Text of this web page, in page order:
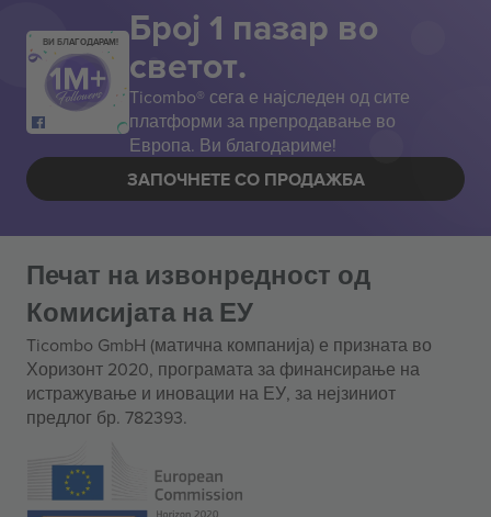
ВИ БЛАГОДАРАМ! Број 1 пазар во
светот.
Ticombo® сега е најследен од сите
платформи за препродавање во
Европа. Ви благодариме!
ЗАПОЧНЕТЕ СО ПРОДАЖБА
Печат на извонредност од
Комисијата на ЕУ
Ticombo GmbH (матична компанија) е призната во
Хоризонт 2020, програмата за финансирање на
истражување и иновации на ЕУ, за нејзиниот
предлог бр. 782393.